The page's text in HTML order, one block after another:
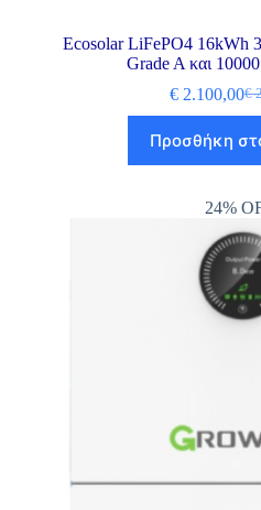
Ecosolar LiFePO4 16kWh
Grade A και
€
€ 2.100,00
Προσθήκη
24%